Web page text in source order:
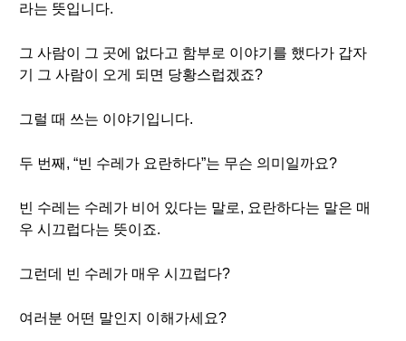
라는 뜻입니다.
그 사람이 그 곳에 없다고 함부로 이야기를 했다가 갑자
기 그 사람이 오게 되면 당황스럽겠죠?
그럴 때 쓰는 이야기입니다.
두 번째, “빈 수레가 요란하다”는 무슨 의미일까요?
빈 수레는 수레가 비어 있다는 말로, 요란하다는 말은 매
우 시끄럽다는 뜻이죠.
그런데 빈 수레가 매우 시끄럽다?
여러분 어떤 말인지 이해가세요?